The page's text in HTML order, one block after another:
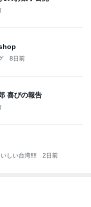
8日前
喜びの報告
しい台湾!!!! 2日前